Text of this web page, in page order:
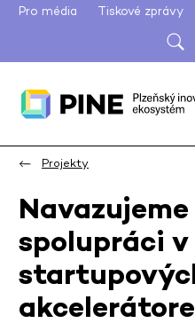
Pro média Tiskové zprávy
Projekty
spolupráci